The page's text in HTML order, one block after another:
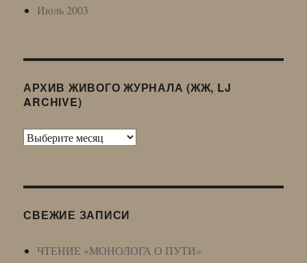
Июль 2003
АРХИВ ЖИВОГО ЖУРНАЛА (ЖЖ, LJ
ARCHIVE)
Архив
LJ
СВЕЖИЕ ЗАПИСИ
ЧТЕНИЕ «МОНОЛОГА О ПУТИ»